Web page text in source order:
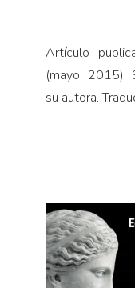
Artículo
(mayo, 2015).
su autora.